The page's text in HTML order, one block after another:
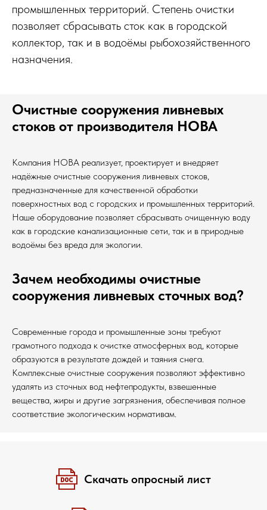
промышленных территорий. Степень очистки
позволяет сбрасывать сток как в городской
коллектор, так и в водоёмы рыбохозяйственного
назначения.
Очистные сооружения ливневых
стоков от производителя НОВА
Компания НОВА реализует, проектирует и внедряет
надёжные очистные сооружения ливневых стоков,
предназначенные для качественной обработки
поверхностных вод с городских и промышленных территорий.
Наше оборудование позволяет сбрасывать очищенную воду
как в городские канализационные сети, так и в природные
водоёмы без вреда для экологии.
Зачем необходимы очистные
сооружения ливневых сточных вод?
Современные города и промышленные зоны требуют
грамотного подхода к очистке атмосферных вод, которые
образуются в результате дождей и таяния снега.
Комплексные очистные сооружения позволяют эффективно
удалять из сточных вод нефтепродукты, взвешенные
вещества, жиры и другие загрязнения, обеспечивая полное
соответствие экологическим нормативам.
Скачать опросный лист